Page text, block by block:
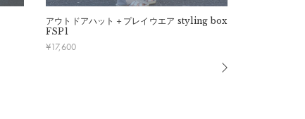
アウトドアハット＋プレイウエア styling box
FSP1
¥17,600